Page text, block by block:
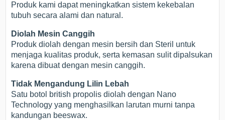
Produk kami dapat meningkatkan sistem kekebalan
tubuh secara alami dan natural.
Diolah Mesin Canggih
Produk diolah dengan mesin bersih dan Steril untuk
menjaga kualitas produk, serta kemasan sulit dipalsukan
karena dibuat dengan mesin canggih.
Tidak Mengandung Lilin Lebah
Satu botol british propolis diolah dengan Nano
Technology yang menghasilkan larutan murni tanpa
kandungan beeswax.